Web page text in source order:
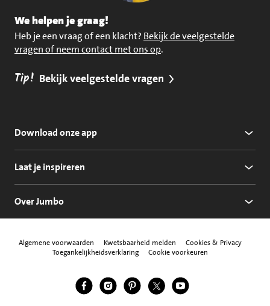
We helpen je graag!
Heb je een vraag of een klacht? Bekijk de veelgestelde
vragen of neem contact met ons op.
Tip! Bekijk veelgestelde vragen
Download onze app
Laat je inspireren
Over Jumbo
Algemene voorwaarden Kwetsbaarheid melden
Cookies & Privacy
Toegankelijkheidsverklaring
Cookie voorkeuren
Volg ons
Jumbo Facebook
Jumbo Instagram
Jumbo Pinterest
Jumbo Twitter
Jumbo YouTube